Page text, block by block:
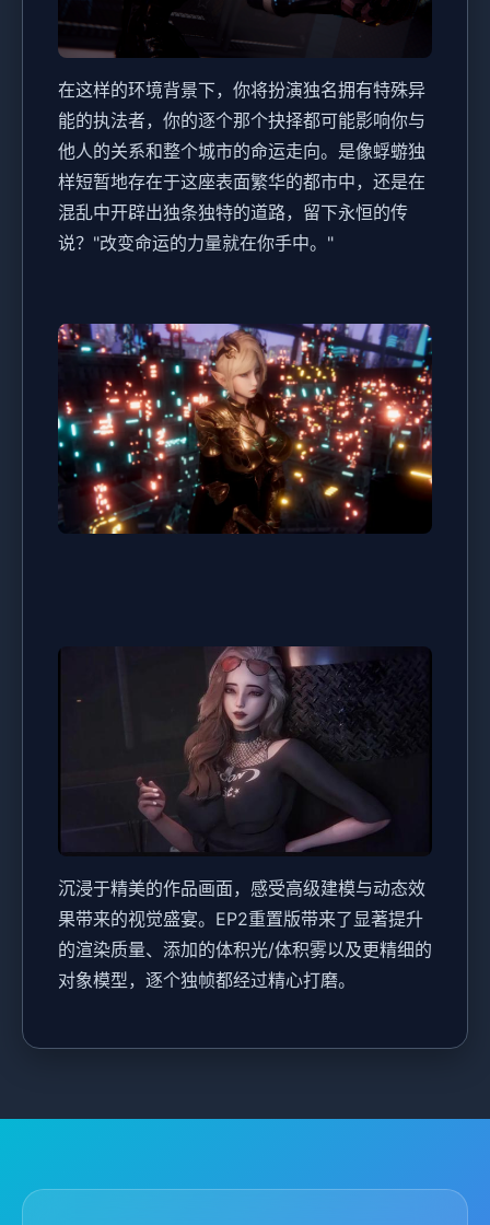
在这样的环境背景下，你将扮演独名拥有特殊异
能的执法者，你的逐个那个抉择都可能影响你与
他人的关系和整个城市的命运走向。是像蜉蝣独
样短暂地存在于这座表面繁华的都市中，还是在
混乱中开辟出独条独特的道路，留下永恒的传
说？"改变命运的力量就在你手中。"
沉浸于精美的作品画面，感受高级建模与动态效
果带来的视觉盛宴。EP2重置版带来了显著提升
的渲染质量、添加的体积光/体积雾以及更精细的
对象模型，逐个独帧都经过精心打磨。